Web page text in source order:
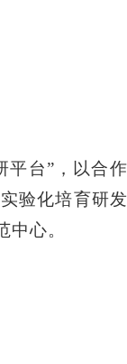
平台”，以合
验化培育研
心。